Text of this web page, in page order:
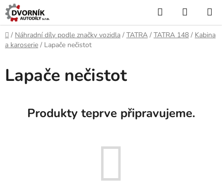
Přejít
na
obsah
Hledat
KOŠÍK
Domů
/ Náhradní díly podle značky vozidla / TATRA / TATRA 148 / Kabina
a karoserie / Lapače nečistot
Lapače nečistot
Produkty teprve připravujeme.